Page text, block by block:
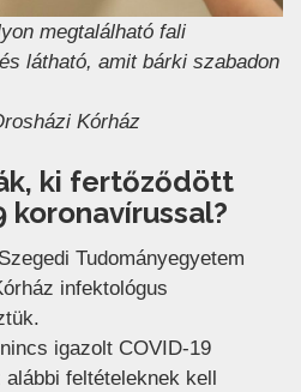
megtalálható fali
látható, amit bárki szabadon
Kórház
ki fertőződött
koronavírussal?
Tudományegyetem
infektológus
igazolt COVID-19
feltételeknek kell